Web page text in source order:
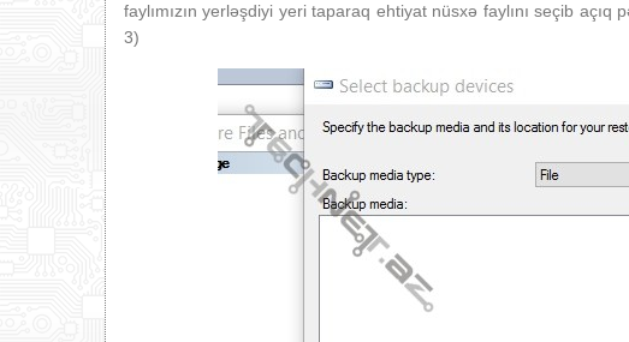
faylımızın yerləşdiyi yeri taparaq ehtiyat nüsxə faylını seçib açıq
3)